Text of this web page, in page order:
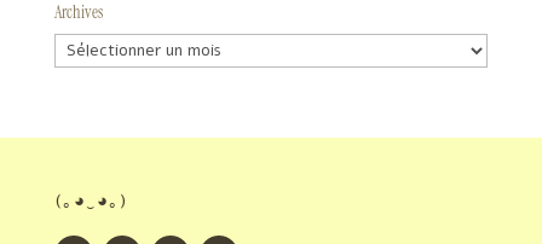
Archives
Archives
(｡◕‿◕｡)